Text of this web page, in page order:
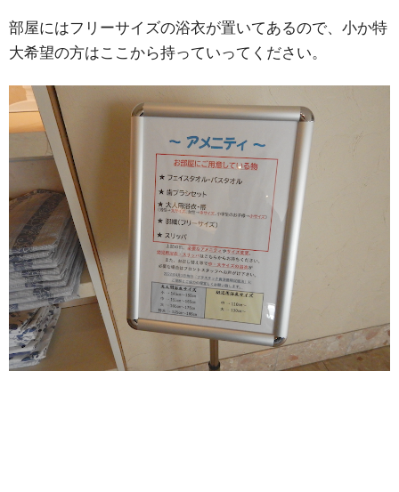
部屋にはフリーサイズの浴衣が置いてあるので、小か特
大希望の方はここから持っていってください。